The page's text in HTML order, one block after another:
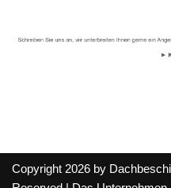
Copyright 2026 by